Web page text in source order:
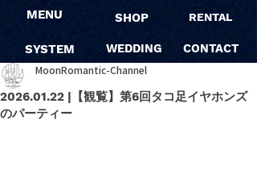
MENU
SYSTEM
SHOP
WEDDING
RENTAL
CONTACT
2026.01.22 |【観覧】第6回タコ足イヤホンズ
のパーティー
MoonRomantic-Channel